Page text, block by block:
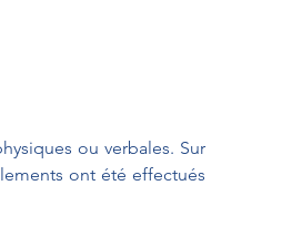
ou verbales. Sur
ont été effectués